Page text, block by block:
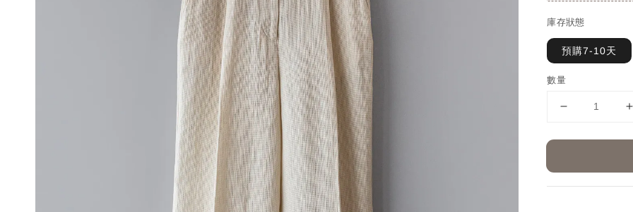
庫存狀態
預購7-10天
數量